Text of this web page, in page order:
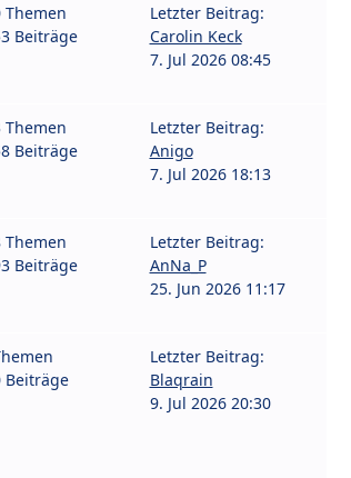
Themen
Beiträge
Letzter Beitrag:
Carolin Keck
7. Jul 2026 08:45
Themen
Beiträge
Letzter Beitrag:
Anigo
7. Jul 2026 18:13
Themen
Beiträge
Letzter Beitrag:
AnNa_P
25. Jun 2026 11:17
Beiträge
Letzter Beitrag:
Blaqrain
9. Jul 2026 20:30